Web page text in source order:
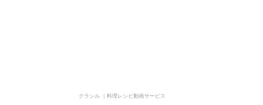
クラシル ｜料理レシピ動画サービス